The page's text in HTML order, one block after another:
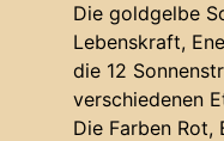
Die goldgelbe
Lebenskraft,
die 12
verschiedenen
Die Farben Rot,